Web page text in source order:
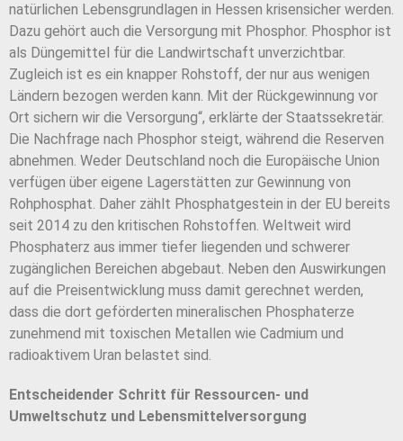
natürlichen Lebensgrundlagen in Hessen krisensicher werden.
Dazu gehört auch die Versorgung mit Phosphor. Phosphor ist
als Düngemittel für die Landwirtschaft unverzichtbar.
Zugleich ist es ein knapper Rohstoff, der nur aus wenigen
Ländern bezogen werden kann. Mit der Rückgewinnung vor
Ort sichern wir die Versorgung“, erklärte der Staatssekretär.
Die Nachfrage nach Phosphor steigt, während die Reserven
abnehmen. Weder Deutschland noch die Europäische Union
verfügen über eigene Lagerstätten zur Gewinnung von
Rohphosphat. Daher zählt Phosphatgestein in der EU bereits
seit 2014 zu den kritischen Rohstoffen. Weltweit wird
Phosphaterz aus immer tiefer liegenden und schwerer
zugänglichen Bereichen abgebaut. Neben den Auswirkungen
auf die Preisentwicklung muss damit gerechnet werden,
dass die dort geförderten mineralischen Phosphaterze
zunehmend mit toxischen Metallen wie Cadmium und
radioaktivem Uran belastet sind.
Entscheidender Schritt für Ressourcen- und
Umweltschutz und Lebensmittelversorgung